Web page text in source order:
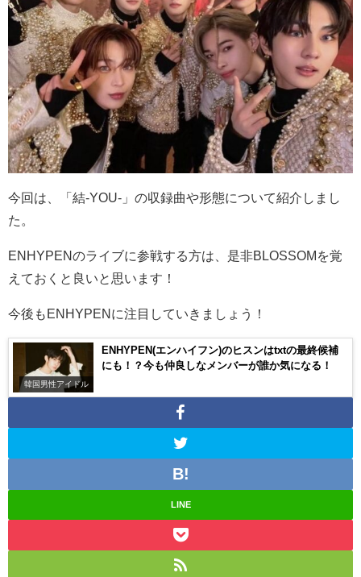
今回は、「結-YOU-」の収録曲や形態について紹介しまし
た。
ENHYPENのライブに参戦する方は、是非BLOSSOMを覚
えておくと良いと思います！
今後もENHYPENに注目していきましょう！
韓国男性アイドル
ENHYPEN(エンハイフン)のヒスンはtxtの最終候補
にも！？今も仲良しなメンバーが誰か気になる！
LINE